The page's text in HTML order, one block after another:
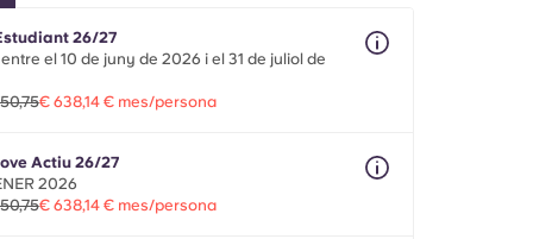
26/27
el 10 de juny de 2026 i el 31 de juliol de
€ 638,14 € mes/persona
Actiu 26/27
2026
€ 638,14 € mes/persona